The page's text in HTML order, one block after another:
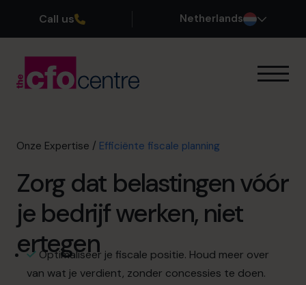
Call us Netherlands
Onze CFOs
Over ons
Word lid van ons team
Plan een kennismakingsgesprek
Onze Expertise / Efficiënte fiscale planning
Zorg dat belastingen vóór
je bedrijf werken, niet
ertegen
Optimaliseer je fiscale positie. Houd meer over
van wat je verdient, zonder concessies te doen.